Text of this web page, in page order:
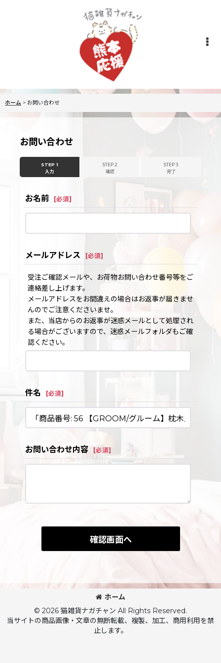
ホーム > お問い合わせ
お問い合わせ
STEP 1
入力
STEP 2
確認
STEP 3
完了
お名前 [必須]
メールアドレス [必須]
受注ご確認メールや、お荷物お問い合わせ番号等をご
連絡差し上げます。
メールアドレスをお間違えの場合はお返事が届きませ
んのでご注意くださいませ。
また、当店からのお返事が迷惑メールとして処理され
る場合がございますので、迷惑メールフォルダもご確
認ください。
件名 [必須]
お問い合わせ内容 [必須]
確認画面へ
ホーム
© 2026 猫雑貨ナガチャン All Rights Reserved.
当サイトの商品画像・文章の無断転載、複製、加工、商用利用を禁
止します。